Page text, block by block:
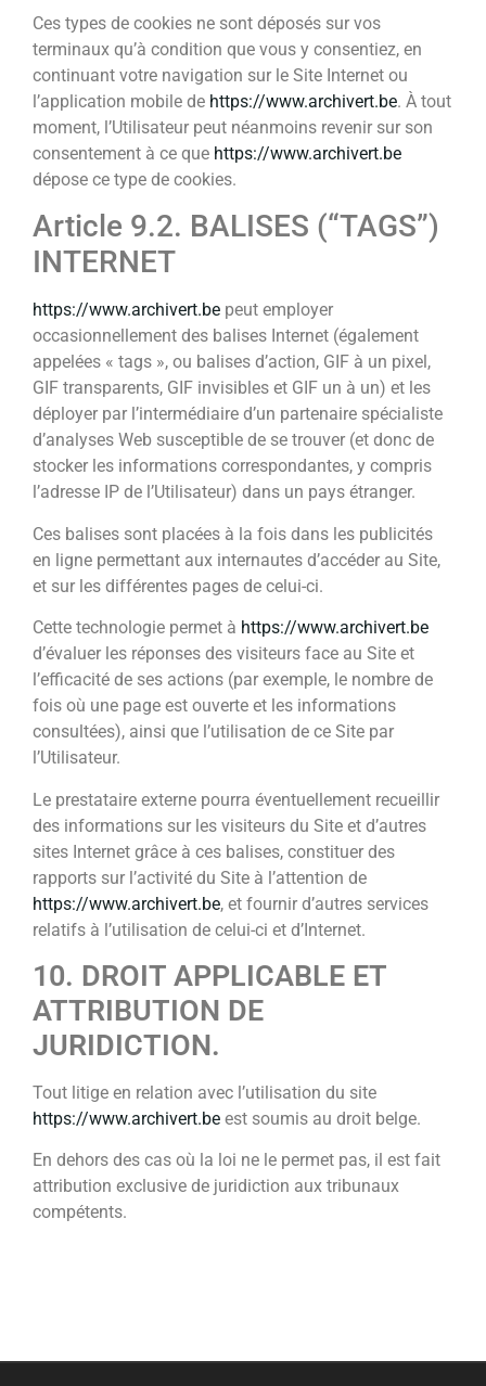
Ces types de cookies ne sont déposés sur vos
terminaux qu’à condition que vous y consentiez, en
continuant votre navigation sur le Site Internet ou
l’application mobile de https://www.archivert.be. À tout
moment, l’Utilisateur peut néanmoins revenir sur son
consentement à ce que https://www.archivert.be
dépose ce type de cookies.
Article 9.2. BALISES (“TAGS”)
INTERNET
https://www.archivert.be peut employer
occasionnellement des balises Internet (également
appelées « tags », ou balises d’action, GIF à un pixel,
GIF transparents, GIF invisibles et GIF un à un) et les
déployer par l’intermédiaire d’un partenaire spécialiste
d’analyses Web susceptible de se trouver (et donc de
stocker les informations correspondantes, y compris
l’adresse IP de l’Utilisateur) dans un pays étranger.
Ces balises sont placées à la fois dans les publicités
en ligne permettant aux internautes d’accéder au Site,
et sur les différentes pages de celui-ci.
Cette technologie permet à https://www.archivert.be
d’évaluer les réponses des visiteurs face au Site et
l’efficacité de ses actions (par exemple, le nombre de
fois où une page est ouverte et les informations
consultées), ainsi que l’utilisation de ce Site par
l’Utilisateur.
Le prestataire externe pourra éventuellement recueillir
des informations sur les visiteurs du Site et d’autres
sites Internet grâce à ces balises, constituer des
rapports sur l’activité du Site à l’attention de
https://www.archivert.be, et fournir d’autres services
relatifs à l’utilisation de celui-ci et d’Internet.
10. DROIT APPLICABLE ET
ATTRIBUTION DE
JURIDICTION.
Tout litige en relation avec l’utilisation du site
https://www.archivert.be est soumis au droit belge.
En dehors des cas où la loi ne le permet pas, il est fait
attribution exclusive de juridiction aux tribunaux
compétents.